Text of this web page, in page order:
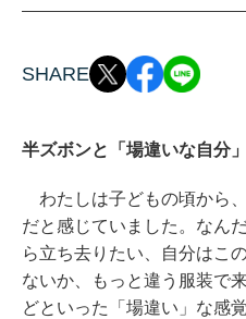
SHARE
半ズボンと「場違いな自分」
わたしは子どもの頃から
だと感じていました。なん
ら立ち去りたい、自分はこ
ないか、もっと違う服装で
どといった「場違い」な感